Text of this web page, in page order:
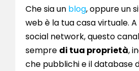
Che sia un blog, oppure un
web è la tua casa virtuale.
social network, questo
sempre di tua proprietà,
che pubblichi e il database